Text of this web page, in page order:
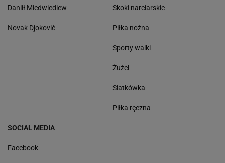
Daniił Miedwiediew
Novak Djoković
Skoki narciarskie
Piłka nożna
Sporty walki
Żużel
Siatkówka
Piłka ręczna
SOCIAL MEDIA
Facebook